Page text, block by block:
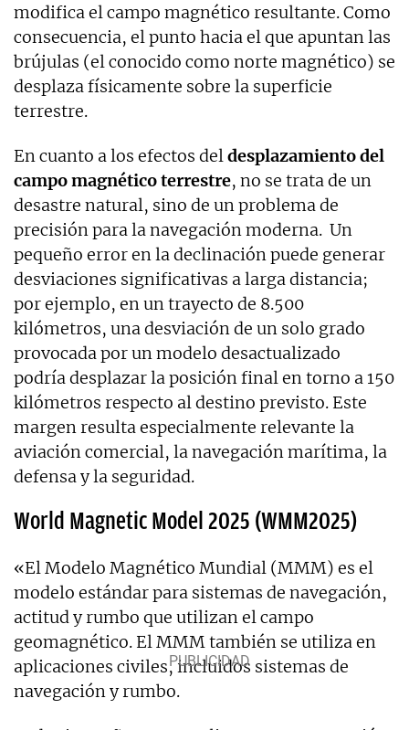
modifica el campo magnético resultante. Como
consecuencia, el punto hacia el que apuntan las
brújulas (el conocido como norte magnético) se
desplaza físicamente sobre la superficie
terrestre.
En cuanto a los efectos deldesplazamiento del
campo magnético terrestre, no se trata de un
desastre natural, sino de un problema de
precisión para la navegación moderna. Un
pequeño error en la declinación puede generar
desviaciones significativas a larga distancia;
por ejemplo, en un trayecto de 8.500
kilómetros, una desviación de un solo grado
provocada por un modelo desactualizado
podría desplazar la posición final en torno a 150
kilómetros respecto al destino previsto. Este
margen resulta especialmente relevante la
aviación comercial, la navegación marítima, la
defensa y la seguridad.
World Magnetic Model 2025 (WMM2025)
«El Modelo Magnético Mundial (MMM) es el
modelo estándar para sistemas de navegación,
actitud y rumbo que utilizan el campo
geomagnético. El MMM también se utiliza en
aplicaciones civiles, incluidos sistemas de
navegación y rumbo.